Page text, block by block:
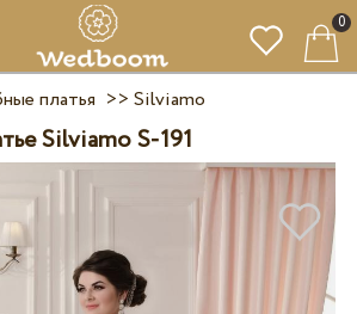
0
платья >> Silviamo
Silviamo S-191